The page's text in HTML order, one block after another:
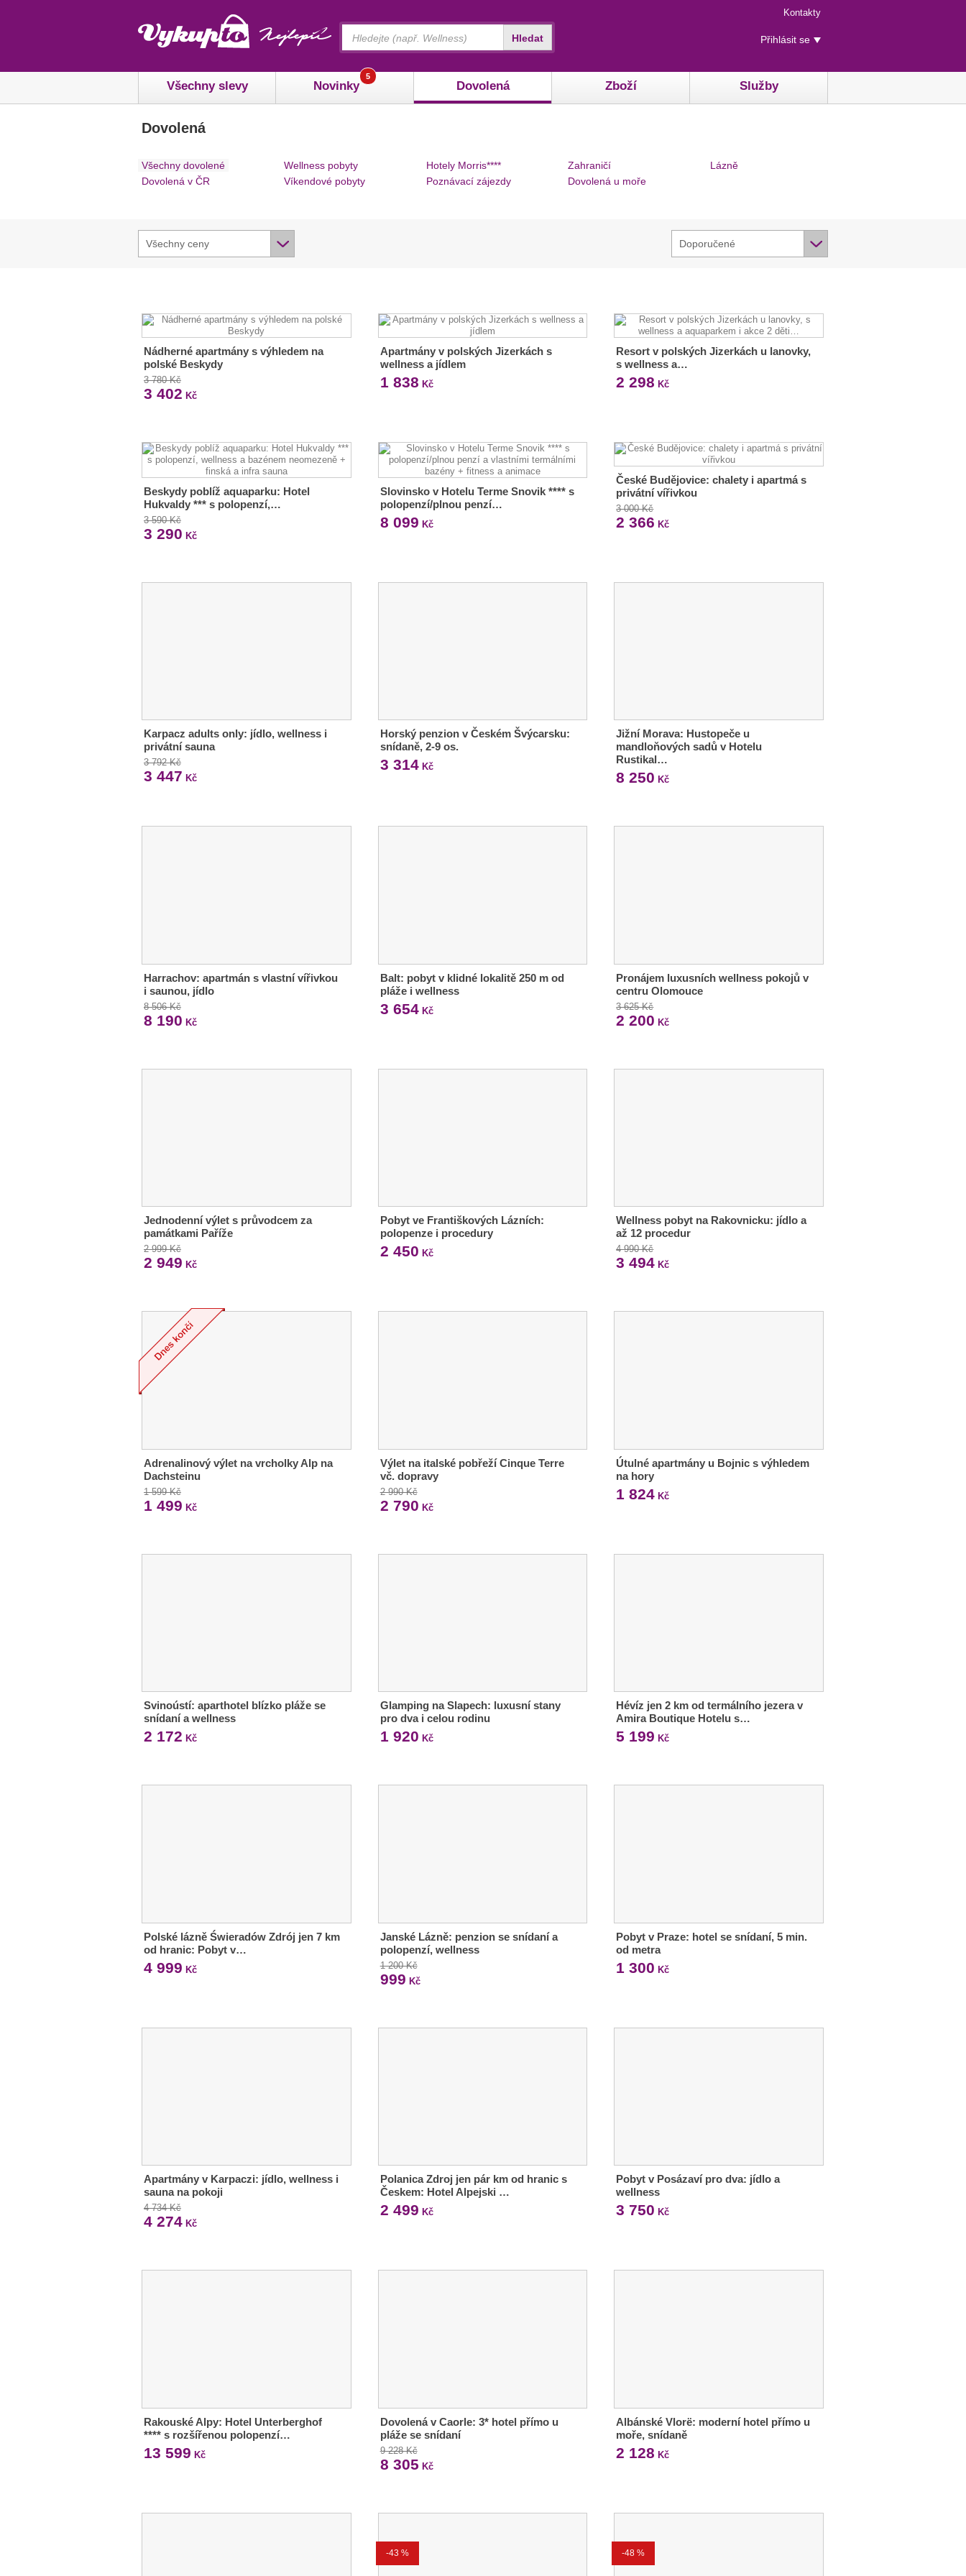
Menu
rychlého
přístupu
Kontakty
Uživatelské
menu
Přihlásit se
Všechny slevy Novinky
5
Dovolená Zboží Služby
Hledat
Dovolená
Všechny dovolené
Dovolená v ČR
Wellness pobyty
Víkendové pobyty
Hotely Morris****
Poznávací zájezdy
Zahraničí
Dovolená u moře
Lázně
Všechny ceny Doporučené
Nádherné apartmány s výhledem na
polské Beskydy
3 780 Kč
3 402 Kč
Apartmány v polských Jizerkách s
wellness a jídlem
1 838 Kč
Resort v polských Jizerkách u lanovky,
s wellness a…
2 298 Kč
Beskydy poblíž aquaparku: Hotel
Hukvaldy *** s polopenzí,…
3 590 Kč
3 290 Kč
Slovinsko v Hotelu Terme Snovik **** s
polopenzí/plnou penzí…
8 099 Kč
České Budějovice: chalety i apartmá s
privátní vířivkou
3 000 Kč
2 366 Kč
Karpacz adults only: jídlo, wellness i
privátní sauna
3 792 Kč
3 447 Kč
Horský penzion v Českém Švýcarsku:
snídaně, 2-9 os.
3 314Kč
Jižní Morava: Hustopeče u
mandloňových sadů v Hotelu
Rustikal…
8 250 Kč
Harrachov: apartmán s vlastní vířivkou
i saunou, jídlo
8 506 Kč
8 190 Kč
Balt: pobyt v klidné lokalitě 250 m od
pláže i wellness
3 654Kč
Pronájem luxusních wellness pokojů v
centru Olomouce
3 625 Kč
2 200 Kč
Jednodenní výlet s průvodcem za
památkami Paříže
2 999 Kč
2 949 Kč
Pobyt ve Františkových Lázních:
polopenze i procedury
2 450 Kč
Wellness pobyt na Rakovnicku: jídlo a
až 12 procedur
4 990 Kč
3 494 Kč
Adrenalinový výlet na vrcholky Alp na
Dachsteinu
1 599 Kč
1 499 Kč
Výlet na italské pobřeží Cinque Terre
vč. dopravy
2 990 Kč
2 790 Kč
Útulné apartmány u Bojnic s výhledem
na hory
1 824 Kč
Svinoústí: aparthotel blízko pláže se
snídaní a wellness
2 172 Kč
Glamping na Slapech: luxusní stany
pro dva i celou rodinu
1 920 Kč
Hévíz jen 2 km od termálního jezera v
Amira Boutique Hotelu s…
5 199 Kč
Polské lázně Świeradów Zdrój jen 7 km
od hranic: Pobyt v…
4 999 Kč
Janské Lázně: penzion se snídaní a
polopenzí, wellness
1 200 Kč
999 Kč
Pobyt v Praze: hotel se snídaní, 5 min.
od metra
1 300 Kč
Apartmány v Karpaczi: jídlo, wellness i
sauna na pokoji
4 734 Kč
4 274 Kč
Polanica Zdroj jen pár km od hranic s
Českem: Hotel Alpejski …
2 499 Kč
Pobyt v Posázaví pro dva: jídlo a
wellness
3 750 Kč
Rakouské Alpy: Hotel Unterberghof
**** s rozšířenou polopenzí…
13 599 Kč
Dovolená v Caorle: 3* hotel přímo u
pláže se snídaní
9 228 Kč
8 305 Kč
Albánské Vlorë: moderní hotel přímo u
moře, snídaně
2 128 Kč
-43 % -48 %